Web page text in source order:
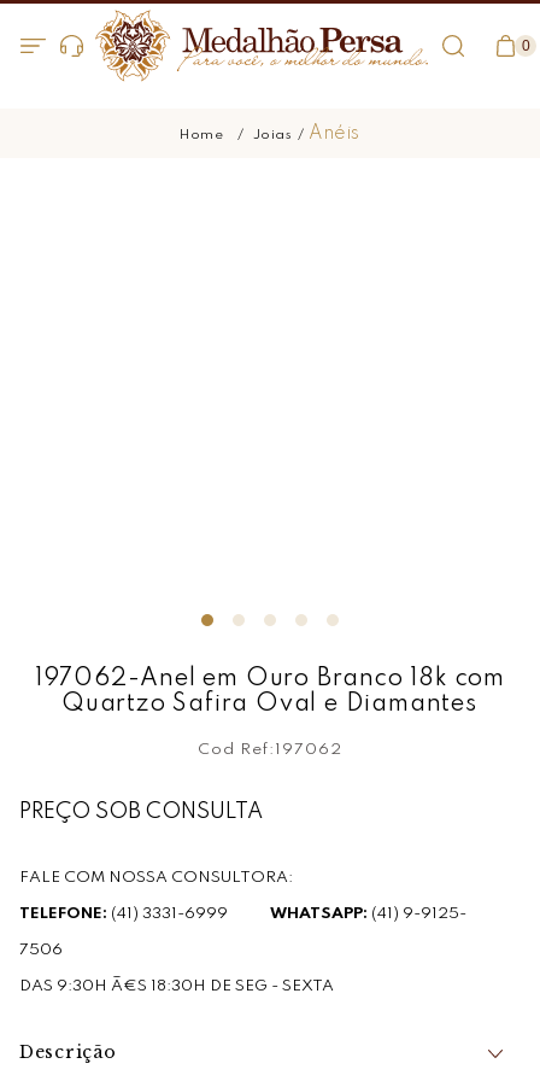
0
Joias Anéis
197062-Anel em Ouro Branco 18k com
Quartzo Safira Oval e Diamantes
Cod Ref: 197062
PREÇO SOB CONSULTA
FALE COM NOSSA CONSULTORA:
TELEFONE: (41) 3331-6999 WHATSAPP: (41) 9-9125-
7506
DAS 9:30H Ã€S 18:30H DE SEG - SEXTA
Descrição